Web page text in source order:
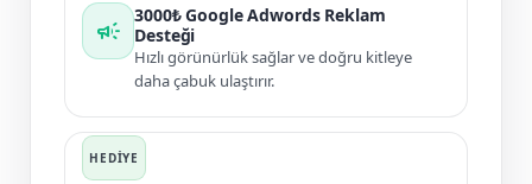
campaign
3000₺ Google Adwords Reklam
Desteği
Hızlı görünürlük sağlar ve doğru kitleye
daha çabuk ulaştırır.